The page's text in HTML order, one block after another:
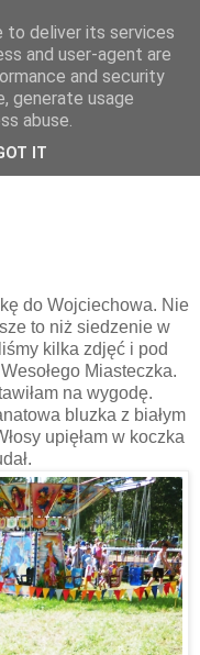
do Wojciechowa. Nie
to niż siedzenie w
kilka zdjęć i pod
Miasteczka.
na wygodę.
bluzka z białym
upięłam w koczka
to deliver its services
and user-agent are
and security
generate usage
abuse.
IT